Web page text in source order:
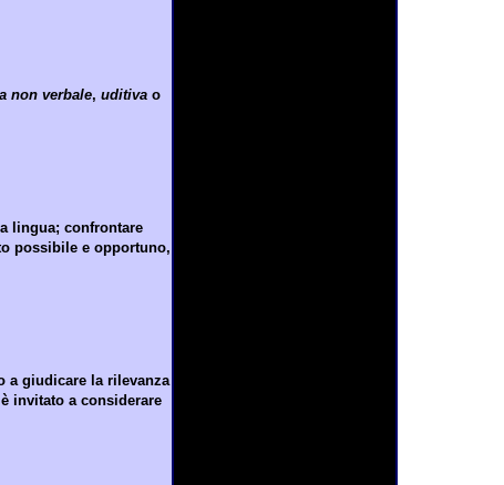
non verbale, uditiva o
lingua; confrontare
possibile e opportuno,
a giudicare la rilevanza
invitato a considerare